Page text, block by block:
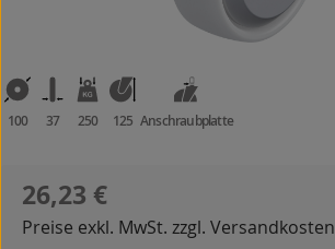
100 37 250 125 Anschraubplatte
Regulärer Preis:
26,23 €
Preise exkl. MwSt. zzgl. Versandkosten